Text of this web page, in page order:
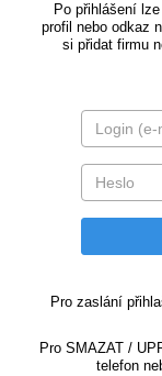
Po přihlášení
profil nebo odkaz
si přidat firmu
Pro zaslání
Pro SMAZAT /
telefon